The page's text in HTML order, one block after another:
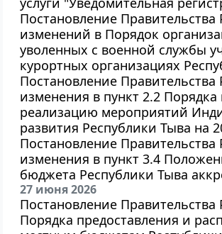
Постановление
изменений в Порядок
уволенных с военной службы
курортных организациях
Постановление
изменения в пункт 2.2
реализацию мероприятий
развития Республики Тыва на
Постановление
изменения в пункт 3.4
бюджета Республики Тыва
27 июня 2026
Постановление
Порядка предоставления и